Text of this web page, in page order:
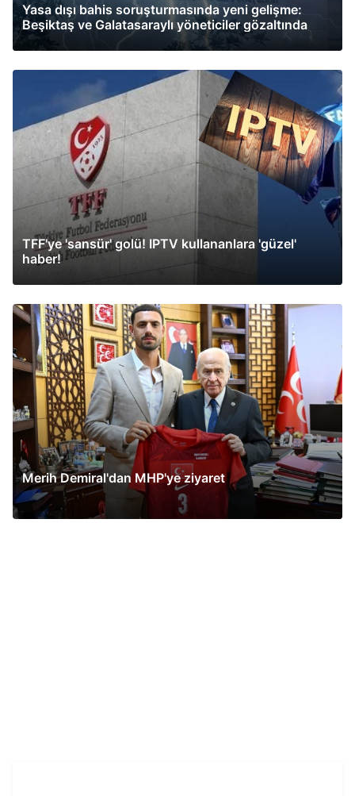
Yasa dışı bahis soruşturmasında yeni gelişme:
Beşiktaş ve Galatasaraylı yöneticiler gözaltında
TFF'ye 'sansür' golü! IPTV kullananlara 'güzel'
haber!
Merih Demiral'dan MHP'ye ziyaret